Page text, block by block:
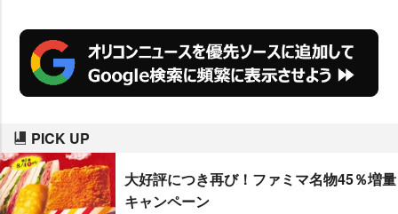
PICK UP
大好評につき再び！ファミマ名物45％増量
キャンペーン